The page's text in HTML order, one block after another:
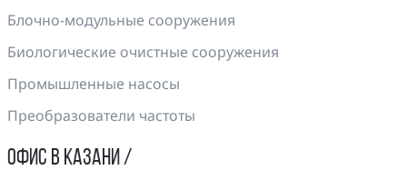
Блочно-модульные сооружения
Биологические очистные сооружения
Промышленные насосы
Преобразователи частоты
ОФИС В КАЗАНИ /